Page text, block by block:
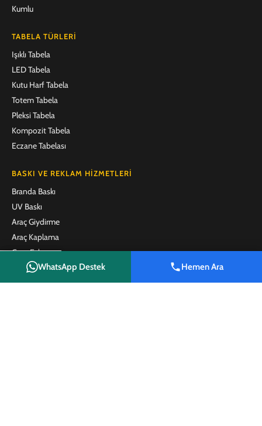
WishlistCart My account
Kumlu
TABELA TÜRLERI
Işıklı Tabela
LED Tabela
Kutu Harf Tabela
Totem Tabela
Pleksi Tabela
Kompozit Tabela
Eczane Tabelası
BASKI VE REKLAM HIZMETLERI
Branda Baskı
UV Baskı
Araç Giydirme
Araç Kaplama
Cam Folyo
Folyo Kesim
One Way Vision
WhatsApp Destek Hemen Ara